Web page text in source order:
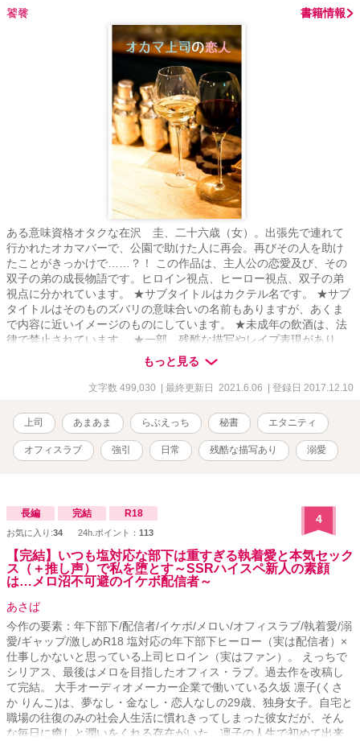
饕餮 書籍情報
ある意味資格オタクな在沢 圭、二十六歳（女）。出張先で連れて
行かれたオカマバーで、公園で助けた人に再会。再びその人を助け
たことがきっかけで……？！ この作品は、主人公の恋愛及び、その
双子の弟の成長物語です。ヒロイン視点、ヒーロー視点、双子の弟
視点に分かれています。 ★サブタイトルはカクテル名です。 ★サブ
タイトルはそのものズバリの意味合いの名前もありますが、あくま
で内容に近いイメージのものにしています。 ★未成年の飲酒は、法
律で禁止されています。 ★一部、残酷な描写やレイプ表現があり、
サブタイの後ろに★印をつけています。苦手な方はご注意くださ
い。 ★この物語はフィクションです。実在の人物及び団体等とは一
切関係ありません。 ★ｉｆ作品 もしも、あの時◯◯だったら。そう
嫌！」という方は、そのままバックでお願いします。 もちろん条件
付きです。 ★条件１ 圭が泪と出会う前であること。 ★条件２ 出会
っていても、泪に恋愛感情がないこと。 などです。 一部近親相姦が
あります。苦手な方はご注意ください。
もっと見る
文字数 499,030 | 最終更新日 2021.6.06 | 登録日 2017.12.10
上司 あまあま らぶえっち 秘書 エタニティ
オフィスラブ 強引 日常 残酷な描写あり 溺愛
長編 完結 R18
お気に入り:34 24h.ポイント： 113
4
【完結】いつも塩対応な部下は重すぎる執着愛と本気セック
ス（＋推し声）で私を堕とす～SSRハイスペ新人の素顔
は…メロ沼不可避のイケボ配信者～
あさば
今作の要素：年下部下/配信者/イケボ/メロい/オフィスラブ/執着愛/溺
愛/ギャップ/激しめR18 塩対応の年下部下ヒーロー（実は配信者）×
仕事しかないと思っている上司ヒロイン（実はファン）。 えっちで
シリアス、最後はメロを目指したオフィス・ラブ。過去作を改稿し
て完結。 大手オーディオメーカー企業で働いている久坂 凛子(くさ
か りんこ)は、夢なし・金なし・恋人なしの29歳、独身女子。自宅と
職場の往復のみの社会人生活に慣れきってしまった彼女だが、そん
な毎日に癒しと潤いをくれる存在がいた。凛子の人生で初めて出来